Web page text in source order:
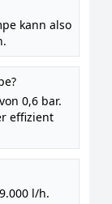
kann also
0,6 bar.
effizient
l/h.